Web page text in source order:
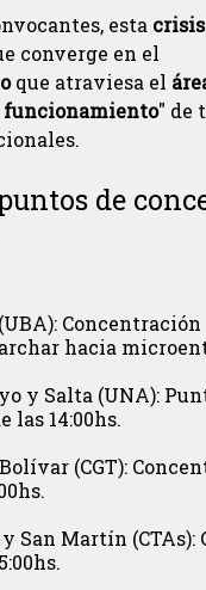
esta crisis
converge en el
que atraviesa el
funcionamiento" de
de
Concentración
hacia
y Salta (UNA):
las 14:00hs.
(CGT):
San Martín (CTAs):